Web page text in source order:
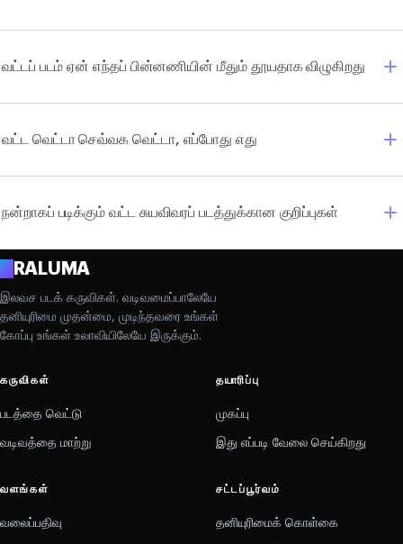
வட்டப் படம் ஏன் எந்தப் பின்னணியின் மீதும் தூயதாக விழுகிறது
வட்ட வெட்டா செவ்வக வெட்டா, எப்போது எது
நன்றாகப் படிக்கும் வட்ட சுயவிவரப் படத்துக்கான குறிப்புகள்
ARALUMA
இலவச படக் கருவிகள். வடிவமைப்பாலேயே
தனியுரிமை முதன்மை, முடிந்தவரை உங்கள்
கோப்பு உங்கள் உலாவியிலேயே இருக்கும்.
கருவிகள்
படத்தை வெட்டு
வடிவத்தை மாற்று
தயாரிப்பு
முகப்பு
இது எப்படி வேலை செய்கிறது
வளங்கள்
வலைப்பதிவு
சட்டப்பூர்வம்
தனியுரிமைக் கொள்கை